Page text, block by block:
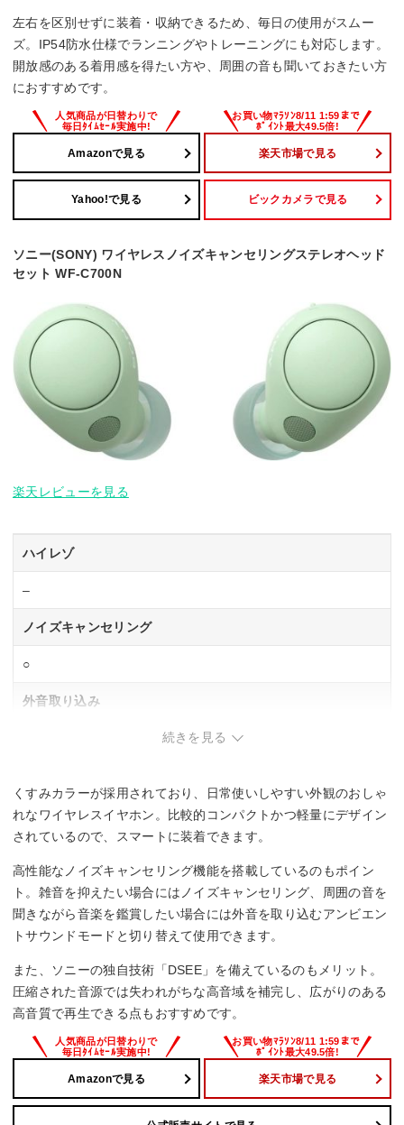
左右を区別せずに装着・収納できるため、毎日の使用がスムー
ズ。IP54防水仕様でランニングやトレーニングにも対応します。
開放感のある着用感を得たい方や、周囲の音も聞いておきたい方
におすすめです。
Amazonで見る 楽天市場で見る
Yahoo!で見る ビックカメラで見る
ソニー(SONY) ワイヤレスノイズキャンセリングステレオヘッド
セット WF-C700N
楽天レビューを見る
ハイレゾ
–
ノイズキャンセリング
○
外音取り込み
○
IPX4相当
マイク
続きを見る
くすみカラーが採用されており、日常使いしやすい外観のおしゃ
れなワイヤレスイヤホン。比較的コンパクトかつ軽量にデザイン
されているので、スマートに装着できます。
高性能なノイズキャンセリング機能を搭載しているのもポイン
ト。雑音を抑えたい場合にはノイズキャンセリング、周囲の音を
聞きながら音楽を鑑賞したい場合には外音を取り込むアンビエン
トサウンドモードと切り替えて使用できます。
また、ソニーの独自技術「DSEE」を備えているのもメリット。
圧縮された音源では失われがちな高音域を補完し、広がりのある
高音質で再生できる点もおすすめです。
Amazonで見る 楽天市場で見る